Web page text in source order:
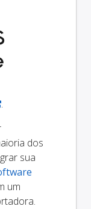
.
dos
sua
um